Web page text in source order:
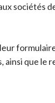
sociétés
ainsi que le